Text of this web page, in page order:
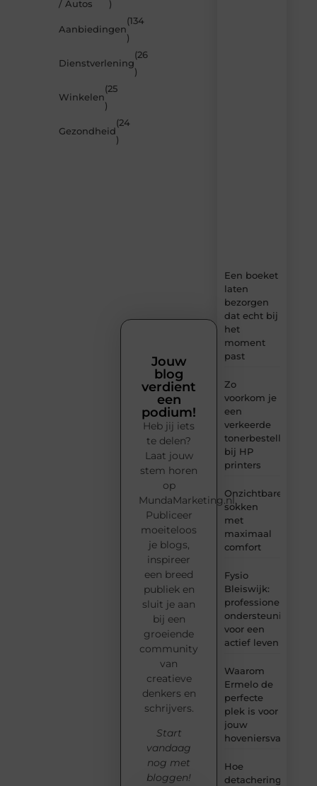
/ Autos
)
Aanbiedingen
(134
)
Dienstverlening
(26
)
Winkelen
(25
)
Gezondheid
(24
)
Een boeket
laten
bezorgen
dat echt bij
het
moment
past
Zo
voorkom je
een
verkeerde
tonerbestelling
bij HP
printers
Onzichtbare
sokken
met
maximaal
comfort
Fysio
Bleiswijk:
professionele
ondersteuning
voor een
actief leven
Waarom
Ermelo de
perfecte
plek is voor
jouw
Hoe
detachering
Jouw
blog
verdient
een
podium!
Heb jij iets
te delen?
Laat jouw
stem horen
op
MundaMarketing.nl.
Publiceer
moeiteloos
je blogs,
inspireer
een breed
publiek en
sluit je aan
bij een
groeiende
community
van
creatieve
denkers en
schrijvers.
Start
vandaag
nog met
bloggen!